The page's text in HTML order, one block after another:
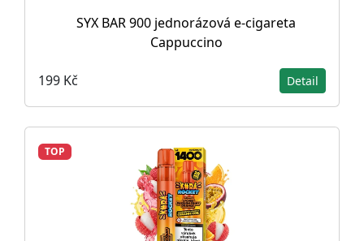
SYX BAR 900 jednorázová e-cigareta
Cappuccino
199 Kč Detail
TOP